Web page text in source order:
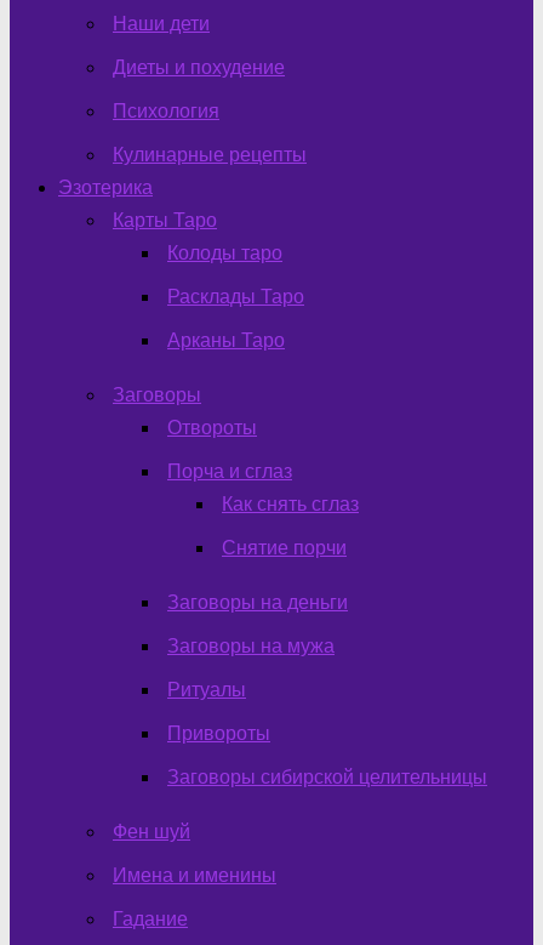
Наши дети
Диеты и похудение
Психология
Кулинарные рецепты
Эзотерика
Карты Таро
Колоды таро
Расклады Таро
Арканы Таро
Заговоры
Отвороты
Порча и сглаз
Как снять сглаз
Снятие порчи
Заговоры на деньги
Заговоры на мужа
Ритуалы
Привороты
Заговоры сибирской целительницы
Фен шуй
Имена и именины
Гадание